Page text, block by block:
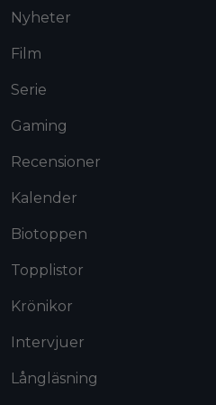
Nyheter
Film
Serie
Gaming
Recensioner
Kalender
Biotoppen
Topplistor
Krönikor
Intervjuer
Långläsning